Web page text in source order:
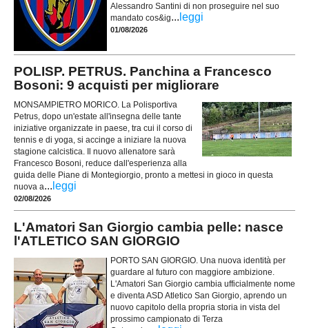
Alessandro Santini di non proseguire nel suo
mandato cos&ig... leggi
01/08/2026
POLISP. PETRUS. Panchina a Francesco
Bosoni: 9 acquisti per migliorare
MONSAMPIETRO MORICO. La Polisportiva
Petrus, dopo un'estate all'insegna delle tante
iniziative organizzate in paese, tra cui il corso di
tennis e di yoga, si accinge a iniziare la nuova
stagione calcistica. Il nuovo allenatore sarà
Francesco Bosoni, reduce dall'esperienza alla
guida delle Piane di Montegiorgio, pronto a mettesi in gioco in questa
nuova a... leggi
02/08/2026
L'Amatori San Giorgio cambia pelle: nasce
l'ATLETICO SAN GIORGIO
PORTO SAN GIORGIO. Una nuova identità per
guardare al futuro con maggiore ambizione.
L'Amatori San Giorgio cambia ufficialmente nome
e diventa ASD Atletico San Giorgio, aprendo un
nuovo capitolo della propria storia in vista del
prossimo campionato di Terza